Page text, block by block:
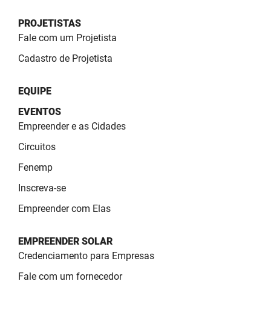
PROJETISTAS
Fale com um Projetista
Cadastro de Projetista
EQUIPE
EVENTOS
Empreender e as Cidades
Circuitos
Fenemp
Inscreva-se
Empreender com Elas
EMPREENDER SOLAR
Credenciamento para Empresas
Fale com um fornecedor